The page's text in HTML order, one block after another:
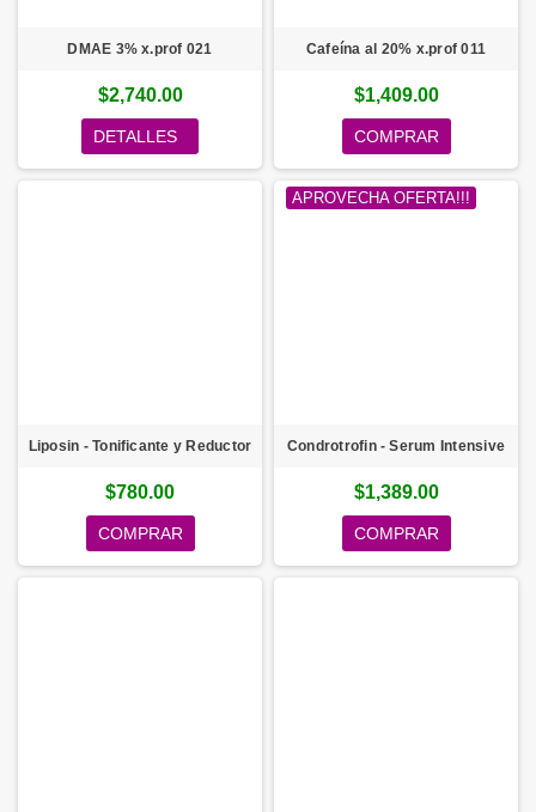
DMAE 3% x.prof 021
$2,740.00
DETALLES
Cafeína al 20% x.prof 011
$1,409.00
COMPRAR
Liposin - Tonificante y Reductor
$780.00
COMPRAR
APROVECHA OFERTA!!!
Condrotrofin - Serum Intensive
$1,389.00
COMPRAR